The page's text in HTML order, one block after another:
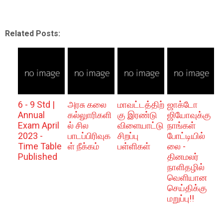
Related Posts:
6 - 9 Std |
Annual
Exam April
2023 -
Time Table
Published
அரசு கலை
கல்லுாரிகளி
ல் சில
பாடப்பிரிவுக
ள் நீக்கம்
மாவட்டத்திற்
கு இரண்டு
விளையாட்டு
சிறப்பு
பள்ளிகள்
ஜாக்டோ
ஜியோவுக்கு
நாங்கள்
போட்டியில்
லை -
தினமலர்
நாளிதழில்
வெளியான
செய்திக்கு
மறுப்பு!!